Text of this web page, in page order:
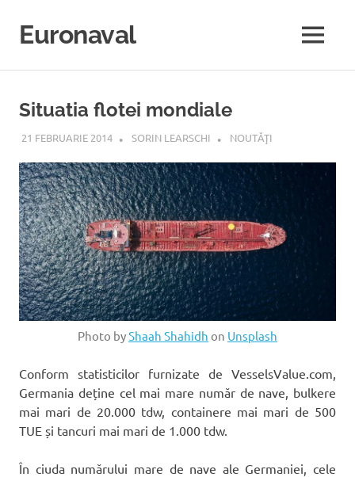
conținut
Euronaval MENU
Situatia flotei mondiale
21 FEBRUARIE 2014 SORIN LEARSCHI NOUTĂŢI
Photo byShaah Shahidh on Unsplash
Conform statisticilor furnizate de VesselsValue.com,
Germania deține cel mai mare număr de nave, bulkere
mai mari de 20.000 tdw, containere mai mari de 500
TUE și tancuri mai mari de 1.000 tdw.
În ciuda numărului mare de nave ale Germaniei, cele